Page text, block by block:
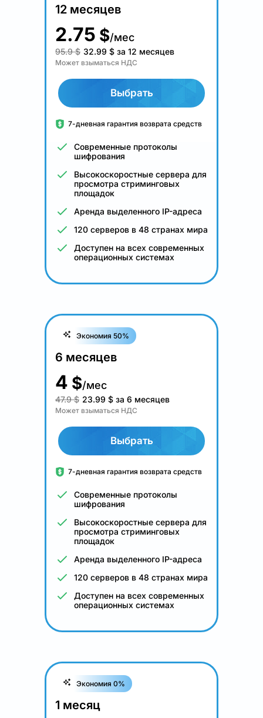
12 месяцев
2.75 $/мес
95.9 $ 32.99 $ за 12 месяцев
Может взыматься НДС
Выбрать
7-дневная гарантия возврата средств
Современные протоколы
шифрования
Высокоскоростные сервера для
просмотра стриминговых
площадок
Аренда выделенного IP-адреса
120 серверов в 48 странах мира
Доступен на всех современных
операционных системах
Экономия 50%
6 месяцев
4 $/мес
47.9 $ 23.99 $ за 6 месяцев
Может взыматься НДС
Выбрать
7-дневная гарантия возврата средств
Современные протоколы
шифрования
Высокоскоростные сервера для
просмотра стриминговых
площадок
Аренда выделенного IP-адреса
120 серверов в 48 странах мира
Доступен на всех современных
операционных системах
Экономия 0%
1 месяц